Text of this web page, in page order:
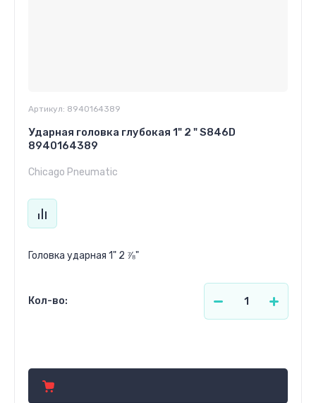
Артикул: 8940164389
Ударная головка глубокая 1" 2 " S846D
8940164389
Chicago Pneumatic
Головка ударная 1" 2 ⅞"
Кол-во: